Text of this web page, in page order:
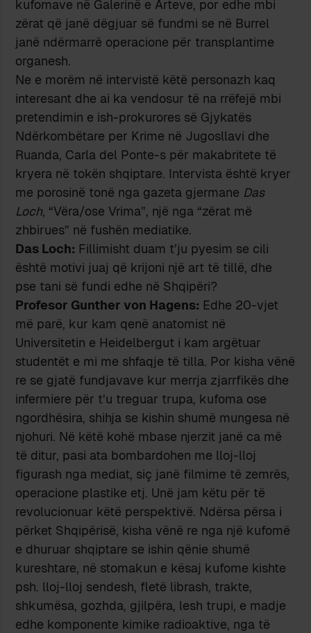
kufomave në Galerinë e Arteve, por edhe mbi
zërat që janë dëgjuar së fundmi se në Burrel
janë ndërmarrë operacione për transplantime
organesh.
Ne e morëm në intervistë këtë personazh kaq
interesant dhe ai ka vendosur të na rrëfejë mbi
pretendimin e ish-prokurores së Gjykatës
Ndërkombëtare per Krime në Jugosllavi dhe
Ruanda, Carla del Ponte-s për makabritete të
kryera në tokën shqiptare. Intervista është kryer
me porosinë tonë nga gazeta gjermane Das
Loch, “Vëra/ose Vrima”, një nga “zërat më
zhbirues” në fushën mediatike.
Das Loch: Fillimisht duam t’ju pyesim se cili
është motivi juaj që krijoni një art të tillë, dhe
pse tani së fundi edhe në Shqipëri?
Profesor Gunther von Hagens: Edhe 20-vjet
më parë, kur kam qenë anatomist në
Universitetin e Heidelbergut i kam argëtuar
studentët e mi me shfaqje të tilla. Por kisha vënë
re se gjatë fundjavave kur merrja zjarrfikës dhe
infermiere për t’u treguar trupa, kufoma ose
ngordhësira, shihja se kishin shumë mungesa në
njohuri. Në këtë kohë mbase njerzit janë ca më
të ditur, pasi ata bombardohen me lloj-lloj
figurash nga mediat, siç janë filmime të zemrës,
operacione plastike etj. Unë jam këtu për të
revolucionuar këtë perspektivë. Ndërsa përsa i
përket Shqipërisë, kisha vënë re nga një kufomë
e dhuruar shqiptare se ishin qënie shumë
kureshtare, në stomakun e kësaj kufome kishte
psh. lloj-lloj sendesh, fletë librash, trakte,
shkumësa, gozhda, gjilpëra, lesh trupi, e madje
edhe komponente kimike radioaktive, nga të